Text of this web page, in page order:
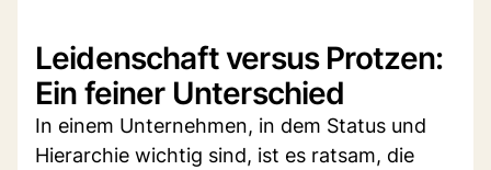
Leidenschaft versus Protzen:
Ein feiner Unterschied
In einem Unternehmen, in dem Status und
Hierarchie wichtig sind, ist es ratsam, die